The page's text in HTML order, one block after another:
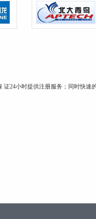
证24小时提供注册服务；同时快速